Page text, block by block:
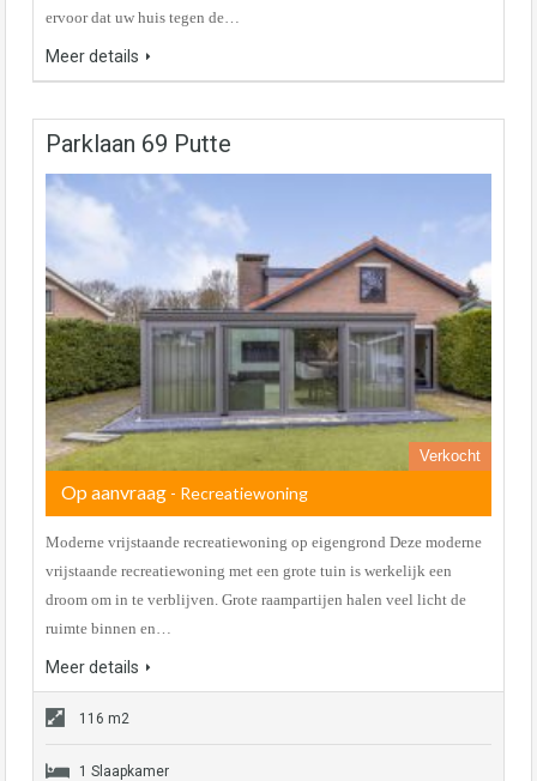
ervoor dat uw huis tegen de…
Meer details
Parklaan 69 Putte
Verkocht
Op aanvraag - Recreatiewoning
Moderne vrijstaande recreatiewoning op eigengrond Deze moderne
vrijstaande recreatiewoning met een grote tuin is werkelijk een
droom om in te verblijven. Grote raampartijen halen veel licht de
ruimte binnen en…
Meer details
116 m2
1 Slaapkamer